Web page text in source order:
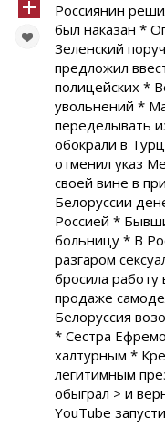
Россиянин
был наказан *
Зеленский
предложил
полицейских *
увольнений *
переделывать
обокрали в
отменил указ
своей вине в
Белоруссии
Россией *
больницу * В
разгаром
бросила работу
продаже
Белоруссия
* Сестра
халтурным *
легитимным
обыграл > и
YouTube